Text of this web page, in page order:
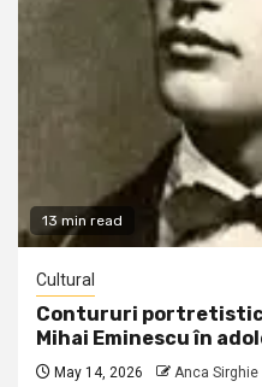
13 min read
Cultural
Contururi
Mihai Eminescu în
May 14, 2026 Anca Sirghie